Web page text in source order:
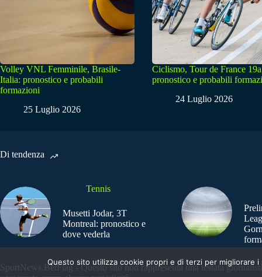
Volley VNL Femminile, Brasile-
Italia: pronostico e probabili
formazioni
25 Luglio 2026
Ciclismo, Tour de France
pronostico e probabili
24 Luglio 2026
Di tendenza
Tennis
Musetti Jodar, 3T
Montreal: pronostico e
dove vederla
SportNews.BetFlag - Questo sito non rappresenta una testata
Questo sito utilizza cookie propri e di terzi per migliorare